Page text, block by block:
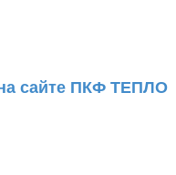
сайте ПКФ ТЕПЛО